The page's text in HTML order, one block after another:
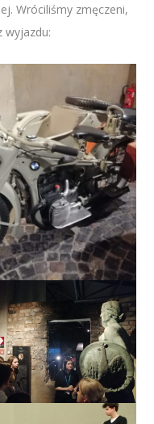
Wróciliśmy zmęczeni,
wyjazdu: